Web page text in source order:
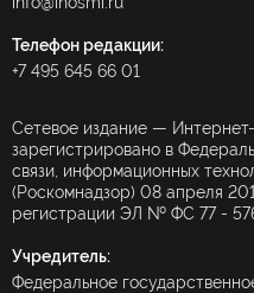
Телефон редакции:
+7 495 645 66 01
Сетевое издание —
зарегистрировано в
связи, информационных
(Роскомнадзор) 08 апреля
регистрации ЭЛ № ФС 77 -
Учредитель:
Федеральное